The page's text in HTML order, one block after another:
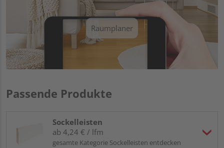
Raumplaner
Passende Produkte
Sockelleisten
ab 4,24 € / lfm
gesamte Kategorie Sockelleisten entdecken